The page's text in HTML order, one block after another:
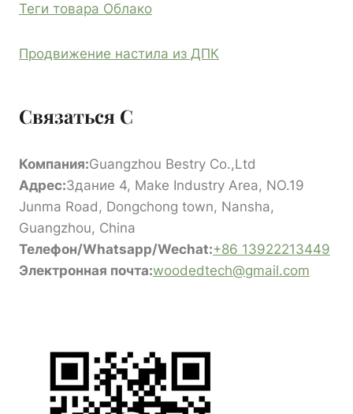
Теги товара Облако
Продвижение настила из ДПК
Связаться С
Компания:Guangzhou Bestry Co.,Ltd
Адрес:Здание 4, Make Industry Area, NO.19
Junma Road, Dongchong town, Nansha,
Guangzhou, China
Телефон/Whatsapp/Wechat:+86 13922213449
Электронная почта:woodedtech@gmail.com